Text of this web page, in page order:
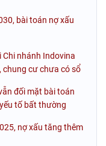
bài toán nợ xấu
nhánh Indovina
chung cư chưa có sổ
đối mặt bài toán
tố bất thường
nợ xấu tăng thêm